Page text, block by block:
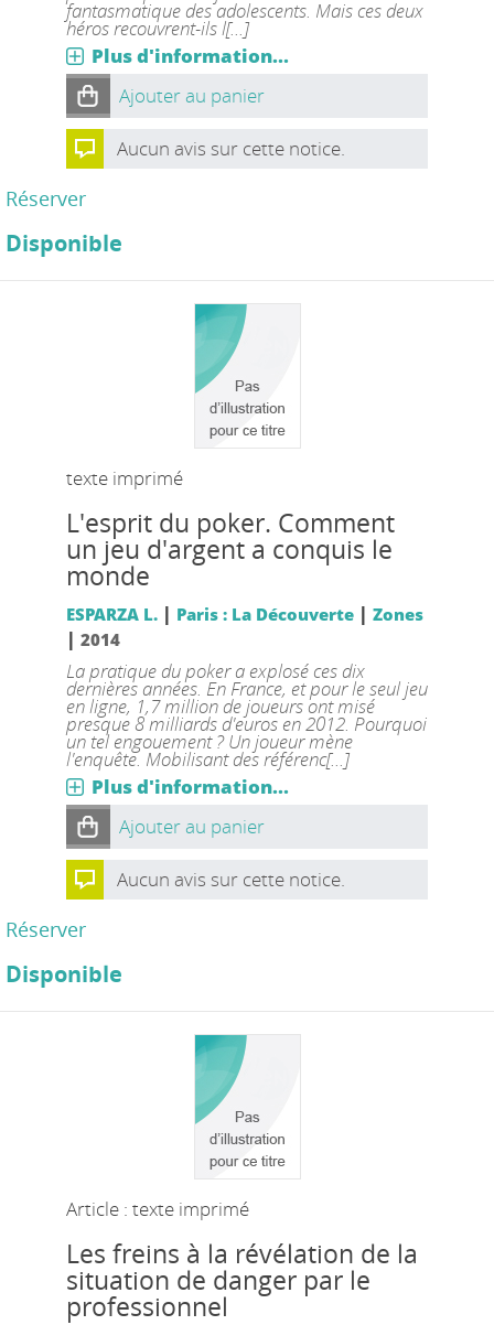
fantasmatique des adolescents. Mais ces deux
héros recouvrent-ils l[...]
Plus d'information...
Ajouter au panier
Aucun avis sur cette notice.
Réserver
Disponible
texte imprimé
L'esprit du poker. Comment
un jeu d'argent a conquis le
monde
ESPARZA L. | Paris : La Découverte| Zones
| 2014
La pratique du poker a explosé ces dix
dernières années. En France, et pour le seul jeu
en ligne, 1,7 million de joueurs ont misé
presque 8 milliards d'euros en 2012. Pourquoi
un tel engouement ? Un joueur mène
l'enquête. Mobilisant des référenc[...]
Plus d'information...
Ajouter au panier
Aucun avis sur cette notice.
Réserver
Disponible
Article : texte imprimé
Les freins à la révélation de la
situation de danger par le
professionnel